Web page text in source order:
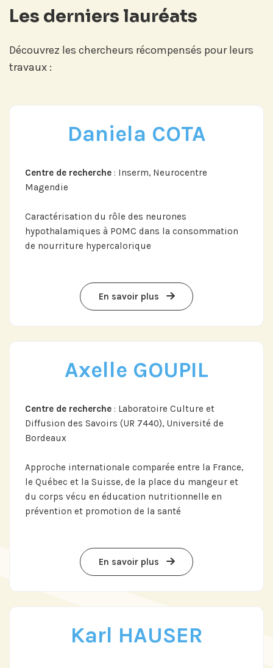
Les derniers lauréats
Découvrez les chercheurs récompensés pour leurs
travaux :
Daniela COTA
Centre de recherche : Inserm, Neurocentre
Magendie
Caractérisation du rôle des neurones
hypothalamiques à POMC dans la consommation
de nourriture hypercalorique
En savoir plus
Axelle GOUPIL
Centre de recherche : Laboratoire Culture et
Diffusion des Savoirs (UR 7440), Université de
Bordeaux
Approche internationale comparée entre la France,
le Québec et la Suisse, de la place du mangeur et
du corps vécu en éducation nutritionnelle en
prévention et promotion de la santé
En savoir plus
Karl HAUSER